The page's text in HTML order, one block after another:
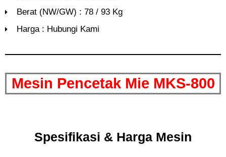
Berat (NW/GW) : 78 / 93 Kg
Harga : Hubungi Kami
Mesin Pencetak Mie MKS-800
Spesifikasi & Harga Mesin